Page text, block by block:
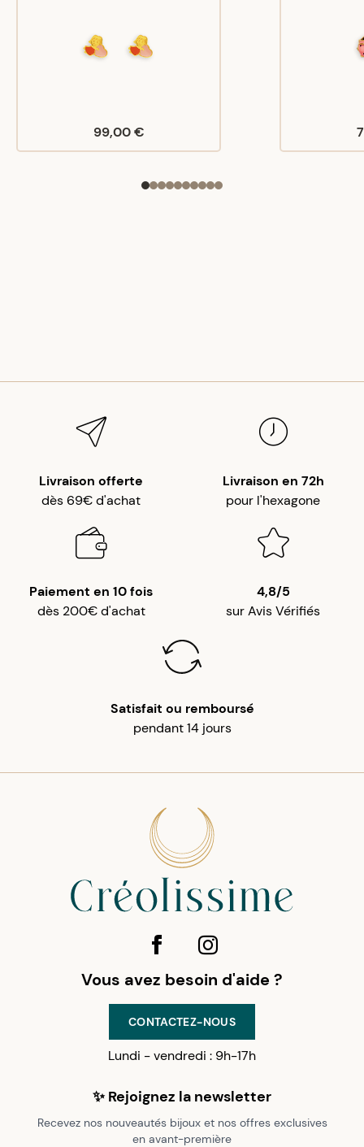
99,00 €
Livraison offerte
dès 69€ d'achat
Livraison en 72h
pour l'hexagone
Paiement en 10 fois
dès 200€ d'achat
4,8/5
sur Avis Vérifiés
Satisfait ou remboursé
pendant 14 jours
Vous avez besoin d'aide ?
CONTACTEZ-NOUS
Lundi - vendredi : 9h-17h
✨ Rejoignez la newsletter
Recevez nos nouveautés bijoux et nos offres exclusives
en avant-première